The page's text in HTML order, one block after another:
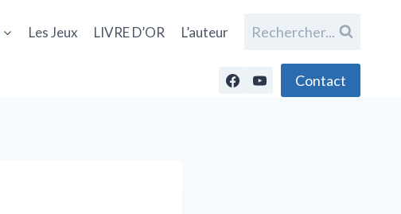
Les Jeux LIVRE D’OR L’auteur Rechercher...
Contact